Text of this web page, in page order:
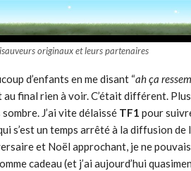
originaux et leurs partenaires
d’enfants en me disant “ah ça
au final rien à voir. C’était différent.
J’ai vite délaissé TF1 pour
s’est un temps arrêté à la diffusion de
et Noël approchant, je ne
cadeau (et j’ai aujourd’hui